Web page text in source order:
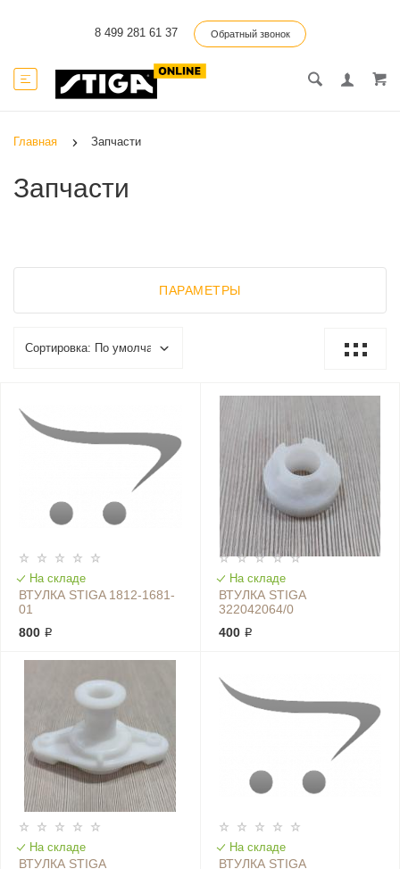
8 499 281 61 37 Обратный звонок
Главная Запчасти
Запчасти
ПАРАМЕТРЫ
На складе
ВТУЛКА STIGA 1812-1681-
01
800 ₽
На складе
ВТУЛКА STIGA
322042064/0
400 ₽
На складе
ВТУЛКА STIGA
На складе
ВТУЛКА STIGA